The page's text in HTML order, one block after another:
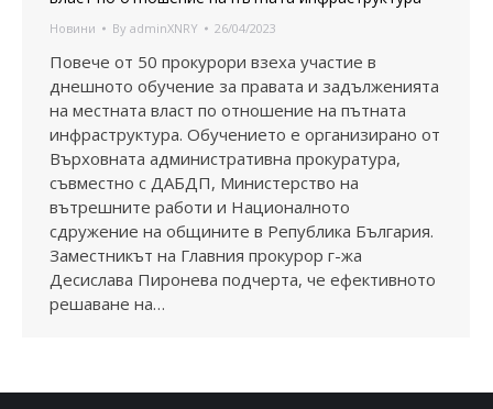
Новини By adminXNRY 26/04/2023
Повече от 50 прокурори взеха участие в
днешното обучение за правата и задълженията
на местната власт по отношение на пътната
инфраструктура. Обучението е организирано от
Върховната административна прокуратура,
съвместно с ДАБДП, Министерство на
вътрешните работи и Националното
сдружение на общините в Република България.
Заместникът на Главния прокурор г-жа
Десислава Пиронева подчерта, че ефективното
решаване на…